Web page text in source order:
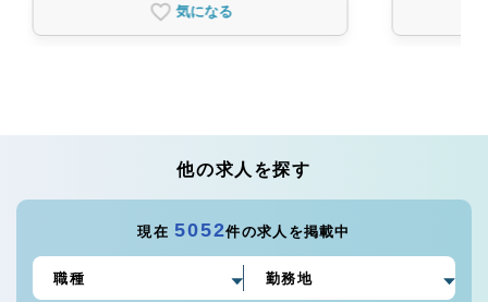
気になる
他の求人を探す
現在5052件の求人を掲載中